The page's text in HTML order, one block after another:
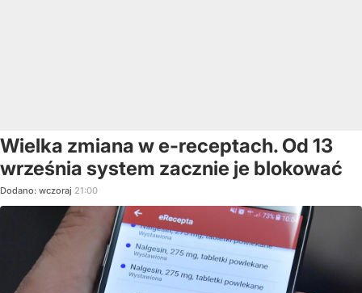
Wielka zmiana w e-receptach. Od 13
września system zacznie je blokować
Dodano: wczoraj 21:00